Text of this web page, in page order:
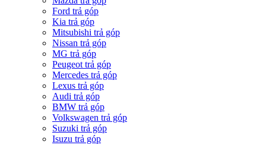
Ford trả góp
Kia trả góp
Mitsubishi trả góp
Nissan trả góp
MG trả góp
Peugeot trả góp
Mercedes trả góp
Lexus trả góp
Audi trả góp
BMW trả góp
Volkswagen trả góp
Suzuki trả góp
Isuzu trả góp